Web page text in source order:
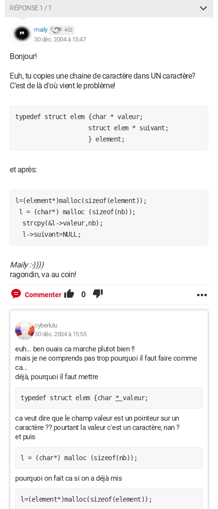
  return 0;
si on essaye ce code, l'affichage de l->valeur donnera "1515"
RÉPONSE 1 / 1
maily 453
30 déc. 2004 à 15:47
Bonjour!
Euh, tu copies une chaine de caractère dans UN caractère?
C'est de là d'où vient le problème!
typedef struct elem {char * valeur;
                    } element;
et après:
l=(element*)malloc(sizeof(element));
  l->suivant=NULL;
Maily :-))))
ragondin, va au coin!
Commenter 0
cyberlulu
30 déc. 2004 à 15:55
euh... ben ouais ca marche plutot bien !!
mais je ne comprends pas trop pourquoi il faut faire comme
ca...
déjà, pourquoi il faut mettre
typedef struct elem {char *
ca veut dire que le champ valeur est un pointeur sur un
caractère ?? pourtant la valeur c'est un caractère, nan ?
et puis
l = (char*) malloc (sizeof(nb));
pourquoi on fait ca si on a déjà mis
l=(element*)malloc(sizeof(element));